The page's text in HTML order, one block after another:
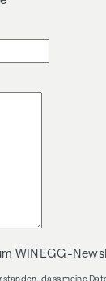
WINEGG-
dass meine